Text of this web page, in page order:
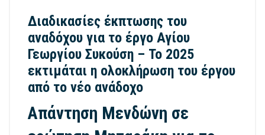
Διαδικασίες έκπτωσης του
αναδόχου για το έργο Αγίου
Γεωργίου Συκούση – Το 2025
εκτιμάται η ολοκλήρωση του έργου
από το νέο ανάδοχο
Απάντηση Μενδώνη σε